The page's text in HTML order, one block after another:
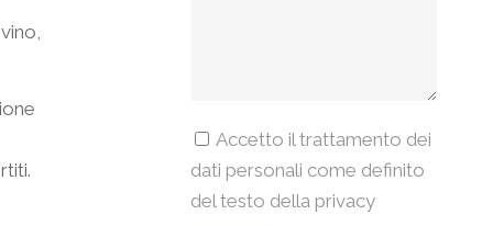
Accetto il trattamento dei
dati personali come definito
del testo della privacy